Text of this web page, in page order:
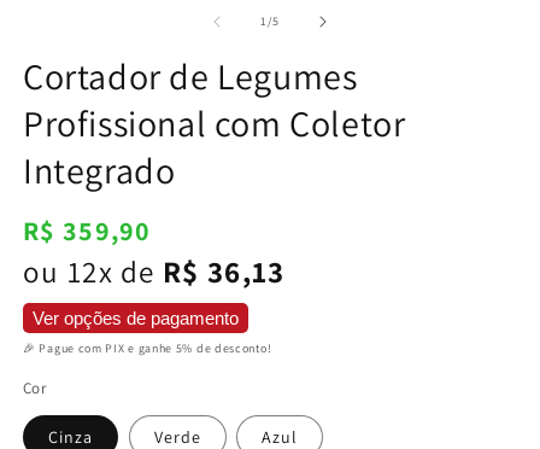
modal
1/de
5
Cortador de Legumes
Profissional com Coletor
Integrado
Preço
normal
R$ 359,90
ou 12x de R$ 36,13
Ver opções de pagamento
🎉 Pague com PIX e ganhe 5% de desconto!
Cor
Cinza Verde Azul